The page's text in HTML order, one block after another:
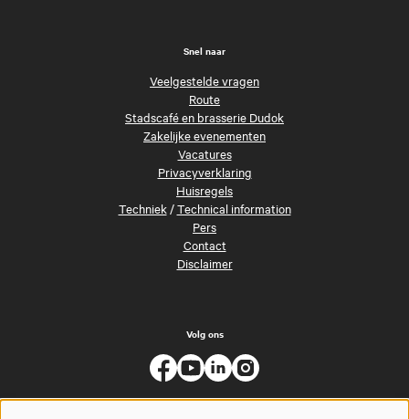
Snel naar
Veelgestelde vragen
Route
Stadscafé en brasserie Dudok
Zakelijke evenementen
Vacatures
Privacyverklaring
Huisregels
Techniek/Technical information
Pers
Contact
Disclaimer
Volg ons